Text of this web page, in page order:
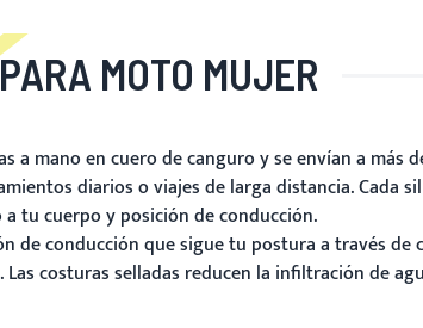
MOTO MUJER
mano en cuero de canguro y se envían a más
diarios o viajes de larga distancia.
tu cuerpo y posición de conducción.
de conducción que sigue tu postura a través
costuras selladas reducen la infiltración de